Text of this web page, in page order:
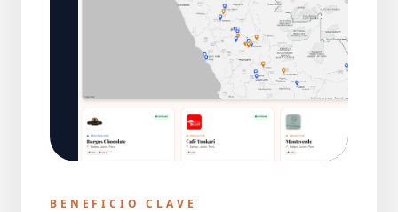
BENEFICIO CLAVE